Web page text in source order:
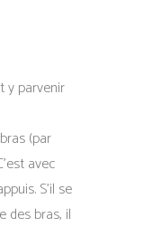
y parvenir
(par
avec
S’il se
des bras, il